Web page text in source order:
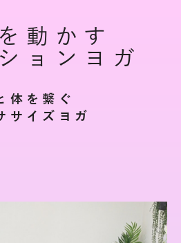
動かす
ョンヨガ
体を繋ぐ
サイズヨガ